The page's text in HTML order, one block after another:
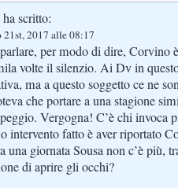
ha scritto:
2017 alle 08:17
per modo di dire, Corvino
volte il silenzio. Ai Dv in
ma a questo soggetto ce ne
che portare a una stagione
Vergogna! C’è chi invoca
intervento fatto è aver riportato
giornata Sousa non c’è più,
di aprire gli occhi?